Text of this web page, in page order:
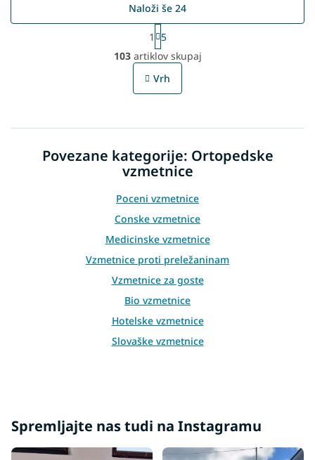
L
i
s
g
o
n
t
r
o
l
s
Naloži še 24
P
a
g
i
n
o
1
5
103artiklov skupaj
Vrh
Povezane kategorije: Ortopedske
vzmetnice
Poceni vzmetnice
Conske vzmetnice
Medicinske vzmetnice
Vzmetnice proti preležaninam
Vzmetnice za goste
Bio vzmetnice
Hotelske vzmetnice
Slovaške vzmetnice
Najbolje prodajane vzmetnice
Spremljajte nas tudi na Instagramu